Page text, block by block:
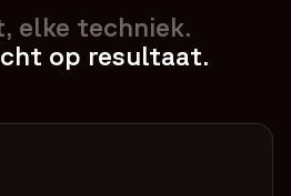
elke techniek.
op resultaat.